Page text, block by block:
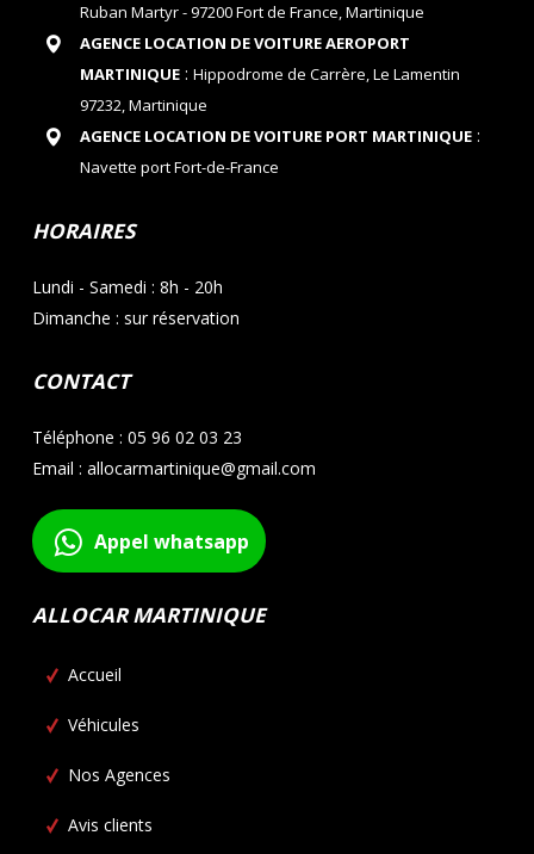
Ruban Martyr - 97200 Fort de France, Martinique
AGENCE LOCATION DE VOITURE AEROPORT
MARTINIQUE: Hippodrome de Carrère, Le Lamentin
97232, Martinique
AGENCE LOCATION DE VOITURE PORT MARTINIQUE:
Navette port Fort-de-France
HORAIRES
Lundi - Samedi : 8h - 20h
Dimanche : sur réservation
CONTACT
Téléphone : 05 96 02 03 23
Email : allocarmartinique@gmail.com
Appel whatsapp
ALLOCAR MARTINIQUE
Accueil
Véhicules
Nos Agences
Avis clients